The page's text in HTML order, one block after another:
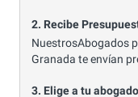
2. Recibe
NuestrosAbogados
Granada te envían
3. Elige a tu abogado